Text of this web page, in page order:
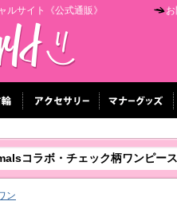
ルサイト《公式通販》
コラボ・チェック柄ワンピー
ン